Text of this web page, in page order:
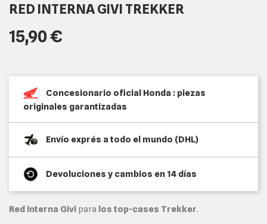
RED INTERNA GIVI TREKKER
15,90 €
Concesionario oficial Honda : piezas
originales garantizadas
Envío exprés a todo el mundo (DHL)
Devoluciones y cambios en 14 días
Red interna Givi para los top-cases Trekker.